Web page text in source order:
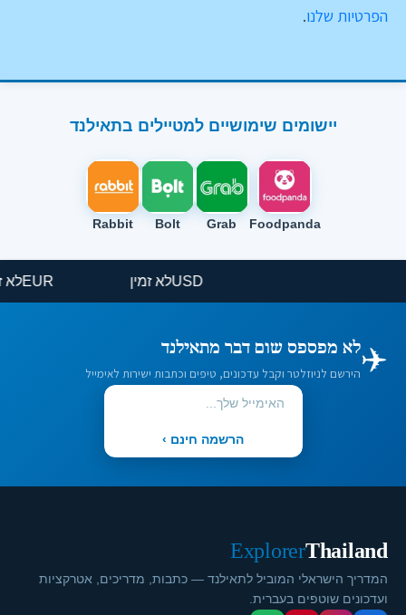
הפרטיות שלנו.
יישומים שימושיים למטיילים בתאילנד
Foodpanda
Grab
Bolt
Rabbit
USDלא זמין EUR
✈️לא מפספס שום דבר מתאילנד
הירשם לניוזלטר וקבל עדכונים, טיפים וכתבות ישירות לאימייל
הרשמה חינם ›
Thailand
Explorer
המדריך הישראלי המוביל לתאילנד — כתבות, מדריכים, אטרקציות
ועדכונים שוטפים בעברית.